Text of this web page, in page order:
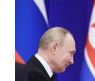
У Донецькій області
російського офіцера,
Ворожий військовий
диктаторському
Патріоти України. Про